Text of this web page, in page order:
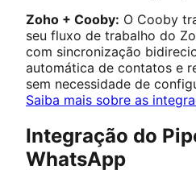
Zoho + Cooby: O Cooby
seu fluxo de trabalho do
com sincronização
automática de contatos e
sem necessidade de
Saiba mais sobre as
Integração do
WhatsApp